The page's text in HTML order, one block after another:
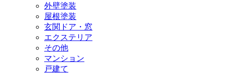
外壁塗装
屋根塗装
玄関ドア・窓
エクステリア
その他
マンション
戸建て